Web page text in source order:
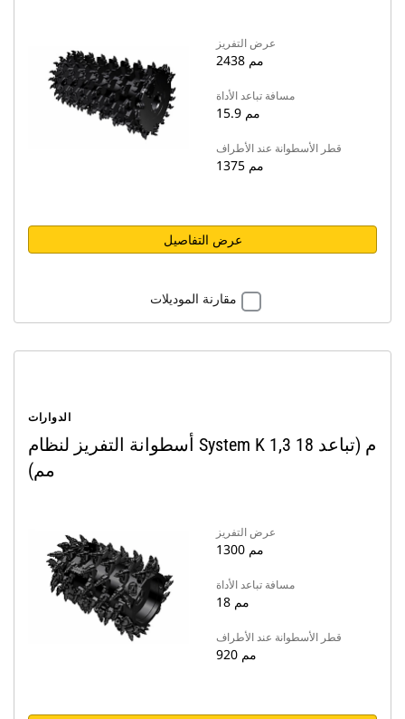
عرض التفريز
2438 مم
مسافة تباعد الأداة
15.9 مم
قطر الأسطوانة عند الأطراف
1375 مم
عرض التفاصيل
مقارنة الموديلات
الدوارات
أسطوانة التفريز لنظام System K 1,3 م (تباعد 18
مم)
عرض التفريز
1300 مم
مسافة تباعد الأداة
18 مم
قطر الأسطوانة عند الأطراف
920 مم